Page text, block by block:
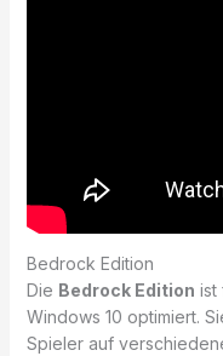
Bedrock Edition
Die Bedrock Edition ist
Windows 10 optimiert.
Spieler auf